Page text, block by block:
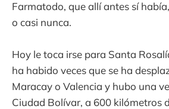
Farmatodo, que allí antes sí
o casi nunca.
Hoy le toca irse para Santa
ha habido veces que se ha
Maracay o Valencia y hubo una
Ciudad Bolívar, a 600 kilómetros